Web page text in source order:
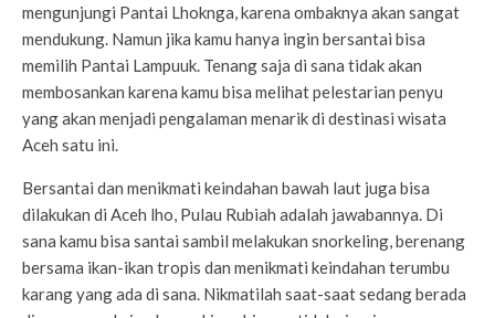
mengunjungi Pantai Lhoknga, karena ombaknya akan sangat
mendukung. Namun jika kamu hanya ingin bersantai bisa
memilih Pantai Lampuuk. Tenang saja di sana tidak akan
membosankan karena kamu bisa melihat pelestarian penyu
yang akan menjadi pengalaman menarik di destinasi wisata
Aceh satu ini.
Bersantai dan menikmati keindahan bawah laut juga bisa
dilakukan di Aceh lho, Pulau Rubiah adalah jawabannya. Di
sana kamu bisa santai sambil melakukan snorkeling, berenang
bersama ikan-ikan tropis dan menikmati keindahan terumbu
karang yang ada di sana. Nikmatilah saat-saat sedang berada